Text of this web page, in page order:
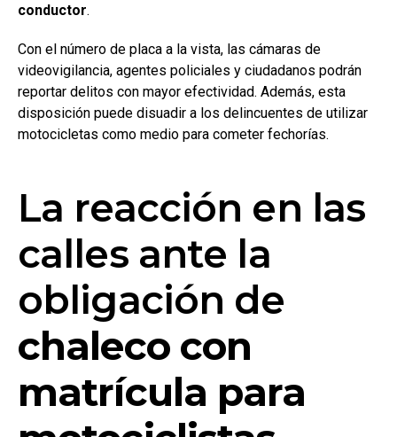
conductor.
Con el número de placa a la vista, las cámaras de
videovigilancia, agentes policiales y ciudadanos podrán
reportar delitos con mayor efectividad. Además, esta
disposición puede disuadir a los delincuentes de utilizar
motocicletas como medio para cometer fechorías.
La reacción en las
calles ante la
obligación de
chaleco con
matrícula para